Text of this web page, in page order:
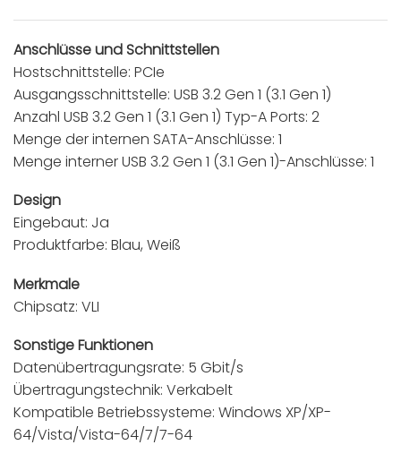
Anschlüsse und Schnittstellen
Hostschnittstelle: PCIe
Ausgangsschnittstelle: USB 3.2 Gen 1 (3.1 Gen 1)
Anzahl USB 3.2 Gen 1 (3.1 Gen 1) Typ-A Ports: 2
Menge der internen SATA-Anschlüsse: 1
Menge interner USB 3.2 Gen 1 (3.1 Gen 1)-Anschlüsse: 1
Design
Eingebaut: Ja
Produktfarbe: Blau, Weiß
Merkmale
Chipsatz: VLI
Sonstige Funktionen
Datenübertragungsrate: 5 Gbit/s
Übertragungstechnik: Verkabelt
Kompatible Betriebssysteme: Windows XP/XP-
64/Vista/Vista-64/7/7-64